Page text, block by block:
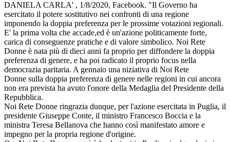
DANIELA CARLA' , 1/8/2020, Facebook. "Il Governo ha
esercitato il potere sostitutivo nei confronti di una regione
imponendo la doppia preferenza per le prossime votazioni regionali.
E' la prima volta che accade,ed è un'azione politicamente forte,
carica di conseguenze pratiche e di valore simbolico. Noi Rete
Donne è nata più di dieci anni fa proprio per diffondere la doppia
preferenza di genere, e ha poi radicato il proprio focus nella
democrazia paritaria. A gennaio una niziativa di Noi Rete
Donne sulla doppia preferenza di genere nelle regioni in cui ancora
non era prevista ha avuto l'onore della Medaglia del Presidente della
Repubblica.
Noi Rete Donne ringrazia dunque, per l'azione esercitata in Puglia, il
presidente Giuseppe Conte, il ministro Francesco Boccia e la
ministra Teresa Bellanova che hanno così manifestato amore e
impegno per la propria regione d'origine.